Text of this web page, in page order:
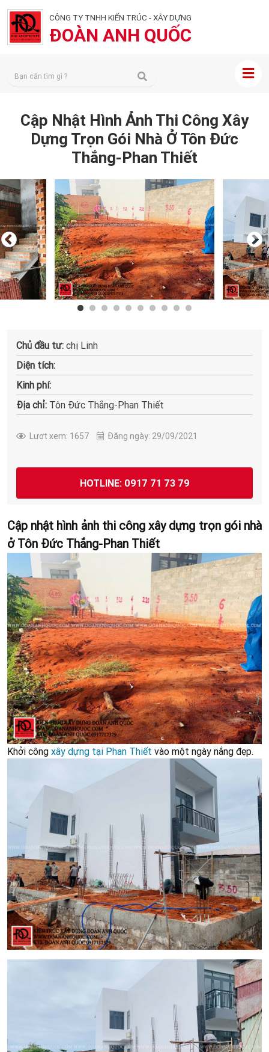
CÔNG TY TNHH KIẾN TRÚC - XÂY DỰNG
ĐOÀN ANH QUỐC
Cập Nhật Hình Ảnh Thi Công Xây
Dựng Trọn Gói Nhà Ở Tôn Đức
Thắng-Phan Thiết
Chủ đầu tư: chị Linh
Diện tích:
Kinh phí:
Địa chỉ: Tôn Đức Thắng-Phan Thiết
Lượt xem: 1657 Đăng ngày: 29/09/2021
HOTLINE: 0917 71 73 79
Cập nhật hình ảnh thi công xây dựng trọn gói nhà
ở Tôn Đức Thắng-Phan Thiết
Khởi công xây dựng tại Phan Thiết vào một ngày nắng đẹp.